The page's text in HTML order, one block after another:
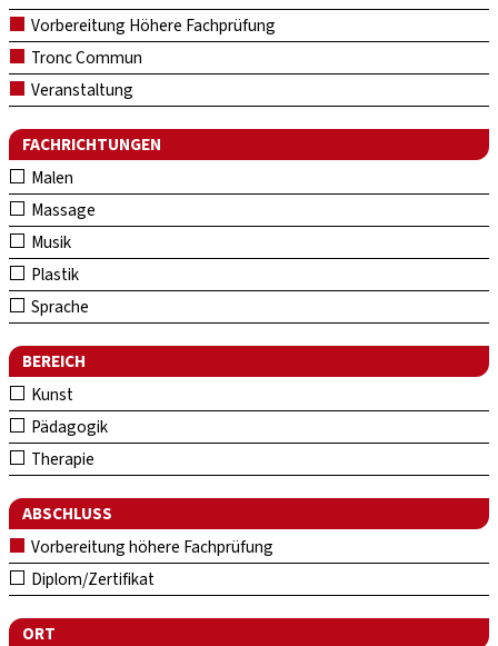
Vorbereitung Höhere Fachprüfung
Tronc Commun
Veranstaltung
FACHRICHTUNGEN
Malen
Massage
Musik
Plastik
Sprache
BEREICH
Kunst
Pädagogik
Therapie
ABSCHLUSS
Vorbereitung höhere Fachprüfung
Diplom/Zertifikat
ORT